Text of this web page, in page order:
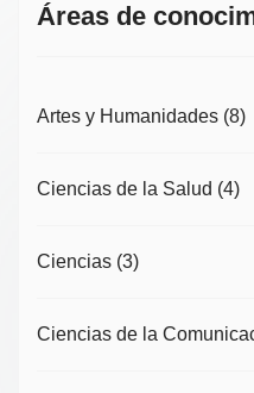
Áreas de
Artes y Humanidades (8)
Ciencias de la Salud (4)
Ciencias (3)
Ciencias de la